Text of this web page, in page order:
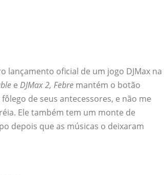
lançamento oficial de um jogo DJMax na
e DJMax 2, Febre mantém o botão
de seus antecessores, e não me
Ele também tem um monte de
depois que as músicas o deixaram